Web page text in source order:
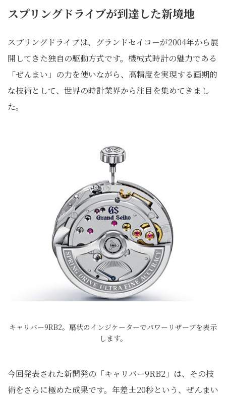
スプリングドライブが到達した新境地
スプリングドライブは、グランドセイコーが2004年から展
開してきた独自の駆動方式です。機械式時計の魅力である
「ぜんまい」の力を使いながら、高精度を実現する画期的
な技術として、世界の時計業界から注目を集めてきまし
た。
キャリバー9RB2。扇状のインジケーターでパワーリザーブを表示
します。
今回発表された新開発の「キャリバー9RB2」は、その技
術をさらに極めた成果です。年差±20秒という、ぜんまい